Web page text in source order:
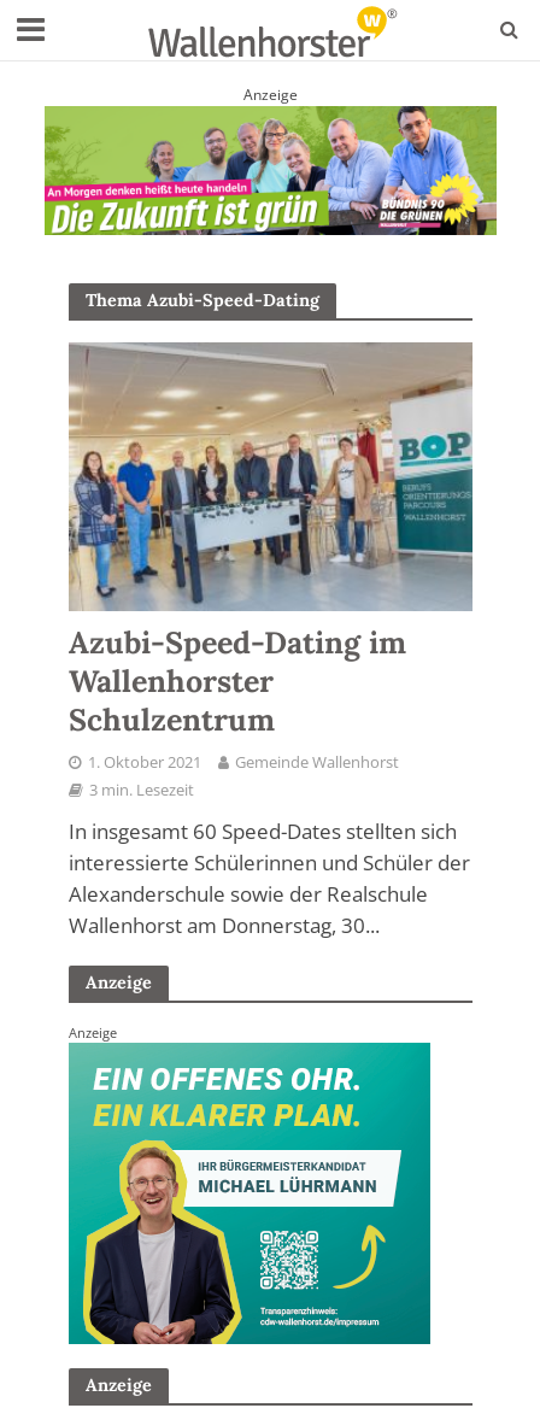
Anzeige
Thema Azubi-Speed-Dating
Azubi-Speed-Dating im
Wallenhorster
Schulzentrum
1. Oktober 2021
Gemeinde Wallenhorst
3 min. Lesezeit
In insgesamt 60 Speed-Dates stellten sich
interessierte Schülerinnen und Schüler der
Alexanderschule sowie der Realschule
Wallenhorst am Donnerstag, 30...
Anzeige
Anzeige
Anzeige